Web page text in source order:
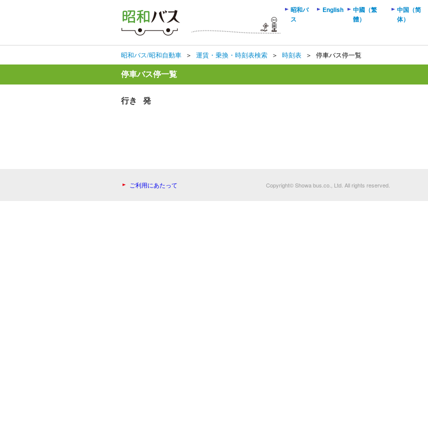
昭和バス/昭和自動車 ＞ 運賃・乗換・時刻表検索 ＞ 時刻表 ＞ 停車バス停一覧
停車バス停一覧
行き 発
昭和バ
ス
English
中國（繁
體）
中国（简
体）
ご利用にあたって Copyright© Showa bus.co., Ltd. All rights reserved.